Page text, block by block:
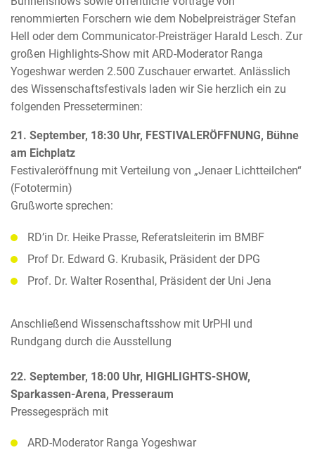
renommierten Forschern wie dem Nobelpreisträger Stefan
Hell oder dem Communicator-Preisträger Harald Lesch. Zur
großen Highlights-Show mit ARD-Moderator Ranga
Yogeshwar werden 2.500 Zuschauer erwartet. Anlässlich
des Wissenschaftsfestivals laden wir Sie herzlich ein zu
folgenden Presseterminen:
21. September, 18:30 Uhr, FESTIVALERÖFFNUNG, Bühne
am Eichplatz
Festivaleröffnung mit Verteilung von „Jenaer Lichtteilchen“
(Fototermin)
Grußworte sprechen:
RD’in Dr. Heike Prasse, Referatsleiterin im BMBF
Prof Dr. Edward G. Krubasik, Präsident der DPG
Prof. Dr. Walter Rosenthal, Präsident der Uni Jena
Anschließend Wissenschaftsshow mit UrPHI und
Rundgang durch die Ausstellung
22. September, 18:00 Uhr, HIGHLIGHTS-SHOW,
Sparkassen-Arena, Presseraum
Pressegespräch mit
ARD-Moderator Ranga Yogeshwar